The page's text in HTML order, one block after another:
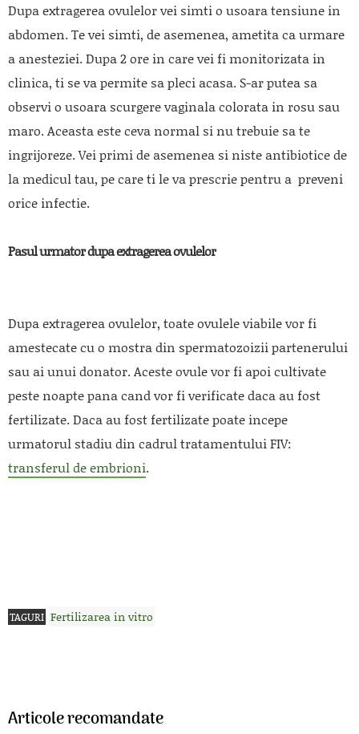
Dupa extragerea ovulelor vei simti o usoara tensiune in
abdomen. Te vei simti, de asemenea, ametita ca urmare
a anesteziei. Dupa 2 ore in care vei fi monitorizata in
clinica, ti se va permite sa pleci acasa. S-ar putea sa
observi o usoara scurgere vaginala colorata in rosu sau
maro. Aceasta este ceva normal si nu trebuie sa te
ingrijoreze. Vei primi de asemenea si niste antibiotice de
la medicul tau, pe care ti le va prescrie pentru a preveni
orice infectie.
Pasul urmator dupa extragerea ovulelor
Dupa extragerea ovulelor, toate ovulele viabile vor fi
amestecate cu o mostra din spermatozoizii partenerului
sau ai unui donator. Aceste ovule vor fi apoi cultivate
peste noapte pana cand vor fi verificate daca au fost
fertilizate. Daca au fost fertilizate poate incepe
urmatorul stadiu din cadrul tratamentului FIV:
transferul de embrioni.
TAGURI Fertilizarea in vitro
Articole recomandate